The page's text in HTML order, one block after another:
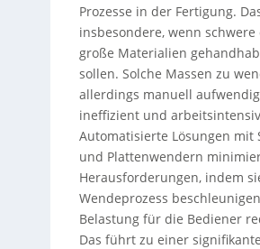
Prozesse in der Fertigung.
insbesondere, wenn schwere
große Materialien
sollen. Solche Massen zu
allerdings manuell
ineffizient und
Automatisierte Lösungen mit
und Plattenwendern
Herausforderungen, indem
Wendeprozess
Belastung für die Bediener
Das führt zu einer